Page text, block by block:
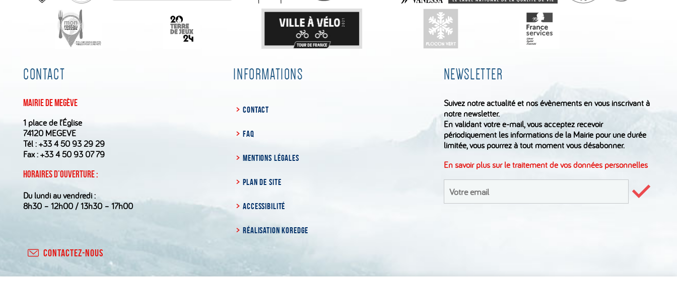
CONTACT
Mairie de Megève
1 place de l’Église
74120 MEGEVE
Tél :+33 4 50 93 29 29
Fax : +33 4 50 93 07 79
Horaires d’ouverture :
Du lundi au vendredi :
8h30 – 12h00 / 13h30 – 17h00
CONTACTEZ-NOUS
INFORMATIONS
CONTACT
FAQ
MENTIONS LÉGALES
PLAN DE SITE
ACCESSIBILITÉ
RÉALISATION KOREDGE
NEWSLETTER
Suivez notre actualité et nos évènements en vous inscrivant à
notre newsletter.
En validant votre e-mail, vous acceptez recevoir
périodiquement les informations de la Mairie pour une durée
limitée, vous pourrez à tout moment vous désabonner.
En savoir plus sur le traitement de vos données personnelles
la
Valider